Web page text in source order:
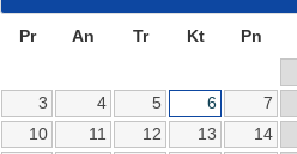
Pr An Tr Kt Pn
3
4 5 6 7
10
11 12 13 14